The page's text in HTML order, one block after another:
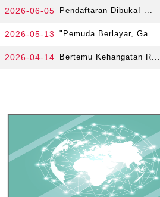
2026-06-05 Pendaftaran Dibuka! ...
2026-05-13 "Pemuda Berlayar, Ga...
2026-04-14 Bertemu Kehangatan R...